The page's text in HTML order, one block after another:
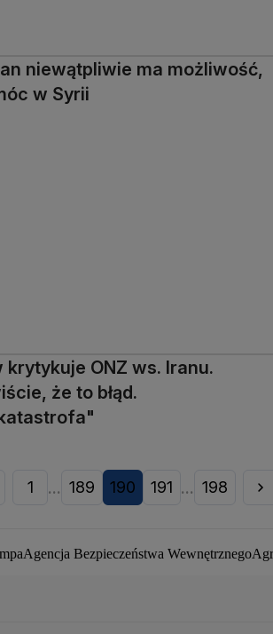
niewątpliwie ma możliwość,
w Syrii
ONZ ws. Iranu.
że to błąd.
1 ... 189 190 191 ... 198
Agencja Bezpieczeństwa Wewnętrznego